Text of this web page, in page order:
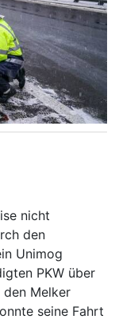
nicht
den
Unimog
PKW über
Melker
seine Fahrt